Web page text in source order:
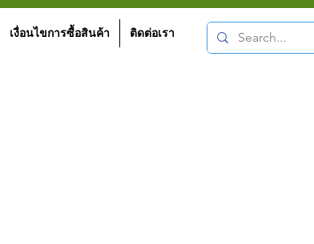
เงื่อนไขการซื้อสินค้า ติดต่อเรา